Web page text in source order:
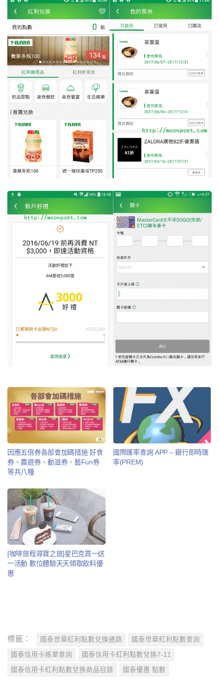
因應五倍券各部會加碼措施 好食
券、農遊券、動滋券、藝Fun券
等共八種
國際匯率查詢 APP – 銀行即時匯
率(PREM)
[咖啡旅程尋寶之旅]星巴克買一送
一活動 數位體驗天天領取飲料優
惠
標籤： 國泰世華紅利點數兌換通路 國泰世華紅利點數查詢
國泰信用卡帳單查詢 國泰信用卡紅利點數兌換7-11
國泰信用卡紅利點數兌換商品目錄 國泰優惠 點數